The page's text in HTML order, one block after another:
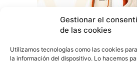
Gestionar el
de las cookies
Utilizamos tecnologías como las cookies
la información del dispositivo. Lo hacemos